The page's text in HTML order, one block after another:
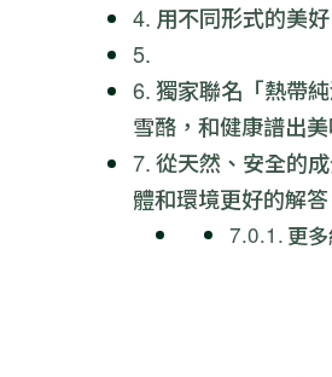
用不同形式的美
獨家聯名「熱帶
雪酪，和健康譜出
從天然、安全的
體和環境更好的解答
更